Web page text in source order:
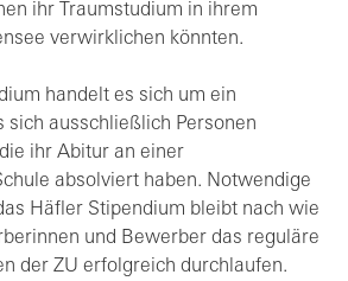
ihr Traumstudium in ihrem
verwirklichen könnten.
handelt es sich um ein
sich ausschließlich Personen
ihr Abitur an einer
absolviert haben. Notwendige
Häfler Stipendium bleibt nach wie
und Bewerber das reguläre
der ZU erfolgreich durchlaufen.